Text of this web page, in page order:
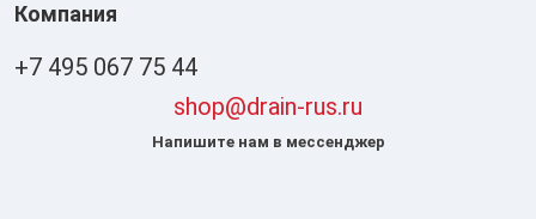
Компания
+7 495 067 75 44
shop@drain-rus.ru
Напишите нам в мессенджер